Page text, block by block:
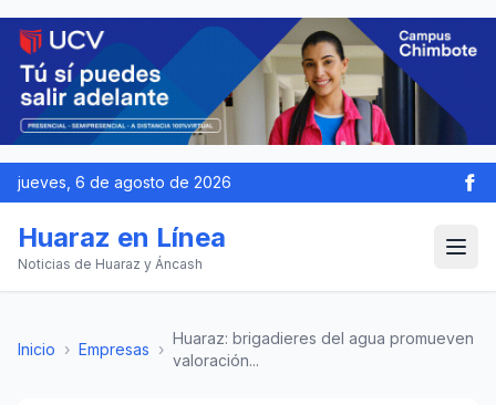
jueves, 6 de agosto de 2026
Huaraz en Línea
Noticias de Huaraz y Áncash
Inicio › Empresas ›
Huaraz: brigadieres del agua promueven
valoración...